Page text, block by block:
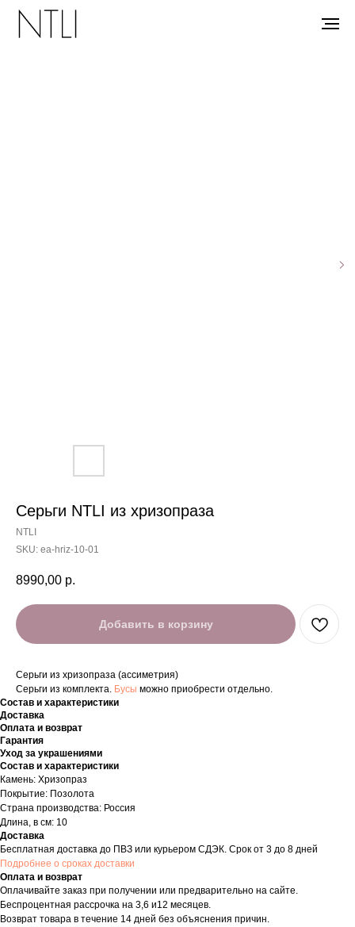
Серьги NTLI из хризопраза
NTLI
SKU: ea-hriz-10-01
8990,00 р.
Добавить в корзину
Серьги из хризопраза (ассиметрия)
Серьги из комплекта. Бусы можно приобрести отдельно.
Состав и характеристики
Доставка
Оплата и возврат
Гарантия
Уход за украшениями
Состав и характеристики
Камень: Хризопраз
Покрытие: Позолота
Страна производства: Россия
Длина, в см: 10
Доставка
Бесплатная доставка до ПВЗ или курьером СДЭК. Срок от 3 до 8 дней
Подробнее о сроках доставки
Оплата и возврат
Оплачивайте заказ при получении или предварительно на сайте.
Беспроцентная рассрочка на 3,6 и12 месяцев.
Возврат товара в течение 14 дней без объяснения причин.